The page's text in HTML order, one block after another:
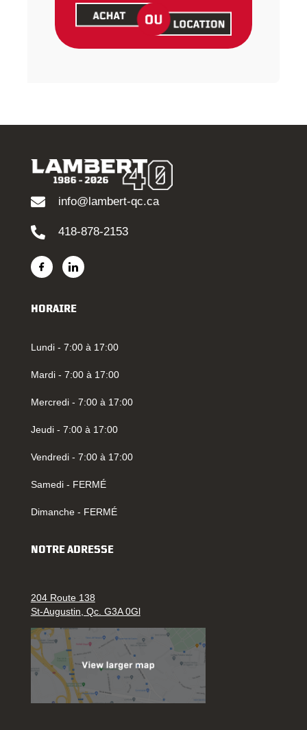
info@lambert-qc.ca
418-878-2153
HORAIRE
Lundi - 7:00 à 17:00
Mardi - 7:00 à 17:00
Mercredi - 7:00 à 17:00
Jeudi - 7:00 à 17:00
Vendredi - 7:00 à 17:00
Samedi - FERMÉ
Dimanche - FERMÉ
NOTRE ADRESSE
204 Route 138
St-Augustin, Qc. G3A 0Gl